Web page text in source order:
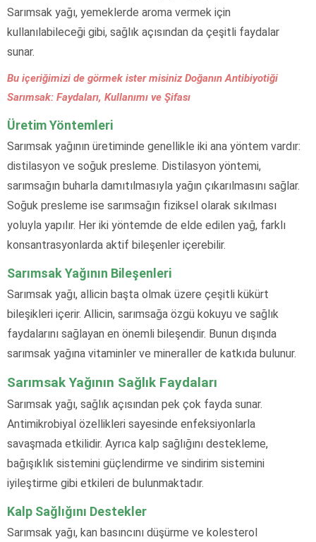
Sarımsak yağı, yemeklerde aroma vermek için
kullanılabileceği gibi, sağlık açısından da çeşitli faydalar
sunar.
Bu içeriğimizi de görmek ister misiniz Doğanın Antibiyotiği
Sarımsak: Faydaları, Kullanımı ve Şifası
Üretim Yöntemleri
Sarımsak yağının üretiminde genellikle iki ana yöntem vardır:
distilasyon ve soğuk presleme. Distilasyon yöntemi,
sarımsağın buharla damıtılmasıyla yağın çıkarılmasını sağlar.
Soğuk presleme ise sarımsağın fiziksel olarak sıkılması
yoluyla yapılır. Her iki yöntemde de elde edilen yağ, farklı
konsantrasyonlarda aktif bileşenler içerebilir.
Sarımsak Yağının Bileşenleri
Sarımsak yağı, allicin başta olmak üzere çeşitli kükürt
bileşikleri içerir. Allicin, sarımsağa özgü kokuyu ve sağlık
faydalarını sağlayan en önemli bileşendir. Bunun dışında
sarımsak yağına vitaminler ve mineraller de katkıda bulunur.
Sarımsak Yağının Sağlık Faydaları
Sarımsak yağı, sağlık açısından pek çok fayda sunar.
Antimikrobiyal özellikleri sayesinde enfeksiyonlarla
savaşmada etkilidir. Ayrıca kalp sağlığını destekleme,
bağışıklık sistemini güçlendirme ve sindirim sistemini
iyileştirme gibi etkileri de bulunmaktadır.
Kalp Sağlığını Destekler
Sarımsak yağı, kan basıncını düşürme ve kolesterol